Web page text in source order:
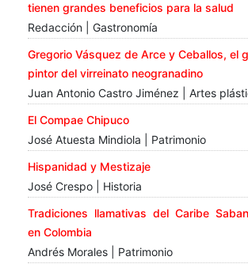
tienen grandes beneficios para la salud
Redacción | Gastronomía
Gregorio Vásquez de Arce y Ceballos, el
pintor del virreinato neogranadino
Juan Antonio Castro Jiménez | Artes
El Compae Chipuco
José Atuesta Mindiola | Patrimonio
Hispanidad y Mestizaje
José Crespo | Historia
Tradiciones llamativas del Caribe
en Colombia
Andrés Morales | Patrimonio